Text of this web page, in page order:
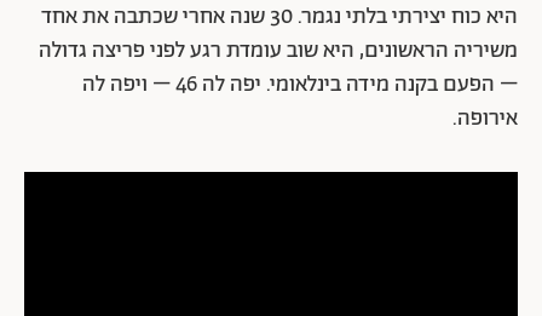
היא כוח יצירתי בלתי נגמר. 30 שנה אחרי שכתבה את אחד
משיריה הראשונים, היא שוב עומדת רגע לפני פריצה גדולה
– הפעם בקנה מידה בינלאומי. יפה לה 46 – ויפה לה
אירופה.